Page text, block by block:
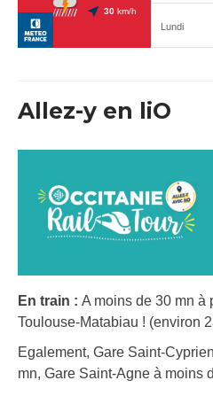
Allez-y en liO
En train : A moins de 30 mn à
Toulouse-Matabiau ! (environ
Egalement, Gare Saint-
mn, Gare Saint-Agne à moins